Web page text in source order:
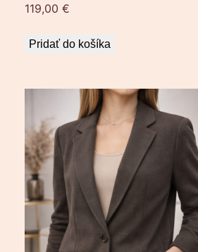
119,00 €
Pridať do košíka